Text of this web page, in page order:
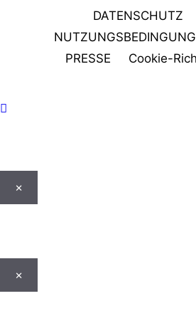
DATENSCHUTZ
PRESSE
Cookie-
×
×